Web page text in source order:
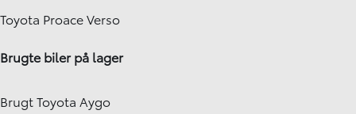
Toyota Proace Verso
Brugte biler på lager
Brugt Toyota Aygo